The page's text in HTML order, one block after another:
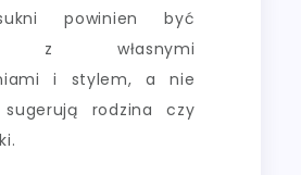
powinien być
z własnymi
i stylem, a nie
rodzina czy